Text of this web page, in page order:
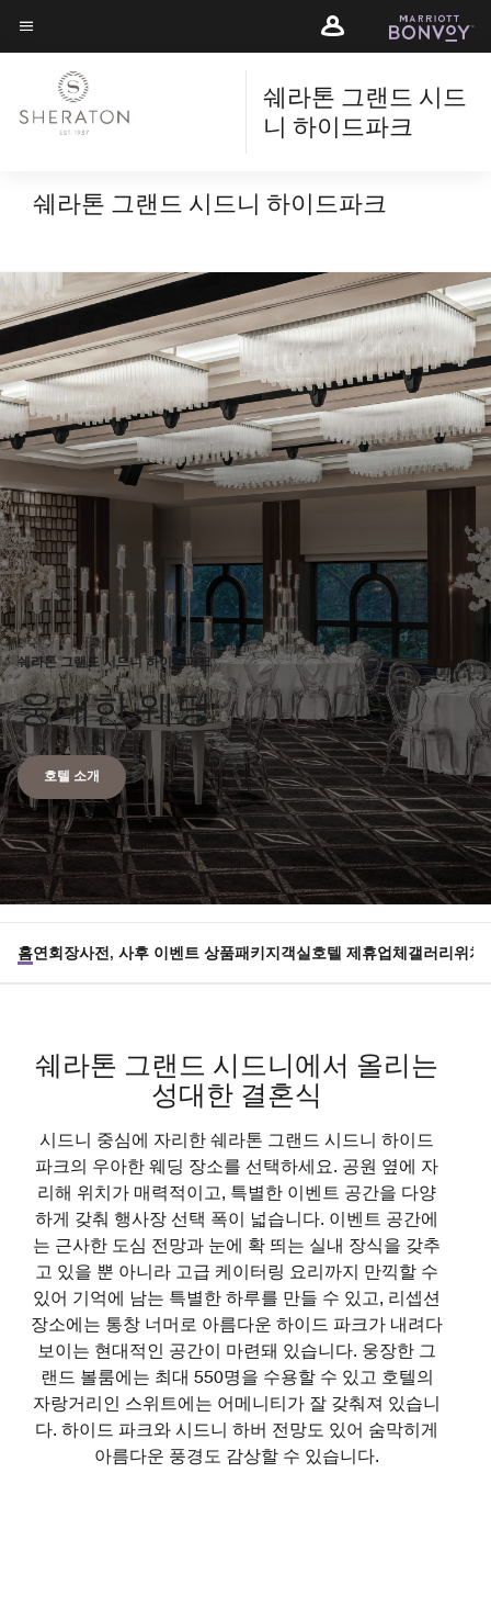
content
Skip
to
content
메뉴 텍스트
쉐라톤 그랜드 시드
니 하이드파크
쉐라톤 그랜드 시드니 하이드파크
쉐라톤 그랜드 시드니 하이드파크
웅대한 웨딩
호텔 소개
Opens a new window
홈연회장사전, 사후 이벤트 상품패키지 객실 호텔 제휴업체 갤러리 위치
쉐라톤 그랜드 시드니에서 올리는
성대한 결혼식
시드니 중심에 자리한 쉐라톤 그랜드 시드니 하이드
파크의 우아한 웨딩 장소를 선택하세요. 공원 옆에 자
리해 위치가 매력적이고, 특별한 이벤트 공간을 다양
하게 갖춰 행사장 선택 폭이 넓습니다. 이벤트 공간에
는 근사한 도심 전망과 눈에 확 띄는 실내 장식을 갖추
고 있을 뿐 아니라 고급 케이터링 요리까지 만끽할 수
있어 기억에 남는 특별한 하루를 만들 수 있고, 리셉션
장소에는 통창 너머로 아름다운 하이드 파크가 내려다
보이는 현대적인 공간이 마련돼 있습니다. 웅장한 그
랜드 볼룸에는 최대 550명을 수용할 수 있고 호텔의
자랑거리인 스위트에는 어메니티가 잘 갖춰져 있습니
다. 하이드 파크와 시드니 하버 전망도 있어 숨막히게
아름다운 풍경도 감상할 수 있습니다.